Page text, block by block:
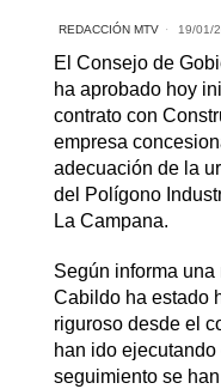
REDACCIÓN MTV 19/01/
El Consejo de
ha aprobado hoy
contrato con
empresa
adecuación de la
del Polígono
La Campana.
Según informa una
Cabildo ha estado
riguroso desde el
han ido
seguimiento se